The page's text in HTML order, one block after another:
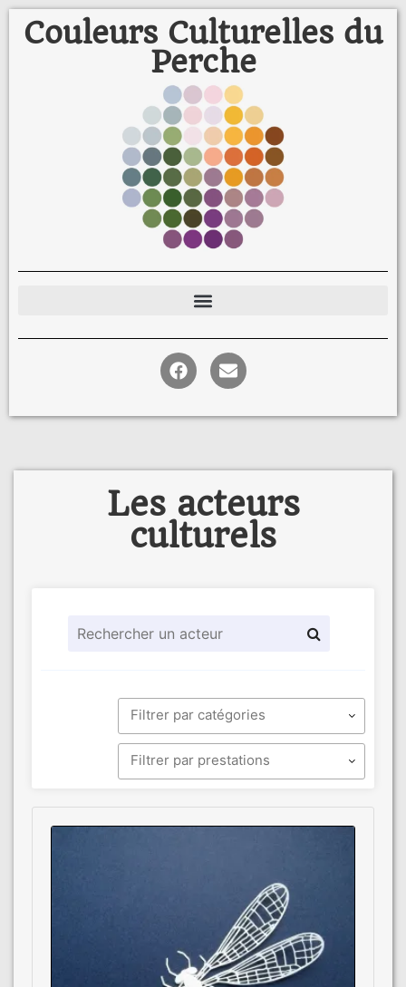
Couleurs Culturelles du
Perche
Les acteurs
culturels